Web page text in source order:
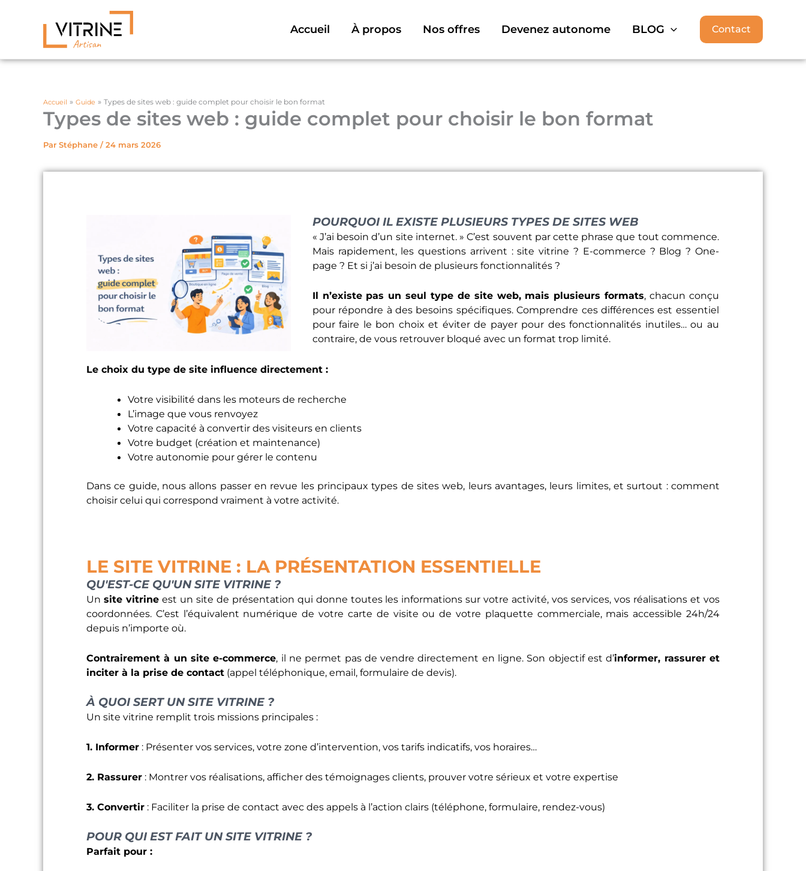
Accueil À propos Nos offres Devenez autonome BLOG Contact
Accueil Guide Types de sites web : guide complet pour choisir le bon format
Types de sites web : guide complet pour choisir le bon format
Par Stéphane /24 mars 2026
POURQUOI IL EXISTE PLUSIEURS TYPES DE SITES WEB
« J’ai besoin d’un site internet. » C’est souvent par cette phrase que tout commence.
Mais rapidement, les questions arrivent : site vitrine ? E-commerce ? Blog ? One-
page ? Et si j’ai besoin de plusieurs fonctionnalités ?
Il n’existe pas un seul type de site web, mais plusieurs formats, chacun conçu
pour répondre à des besoins spécifiques. Comprendre ces différences est essentiel
pour faire le bon choix et éviter de payer pour des fonctionnalités inutiles… ou au
contraire, de vous retrouver bloqué avec un format trop limité.
Le choix du type de site influence directement :
Votre visibilité dans les moteurs de recherche
L’image que vous renvoyez
Votre capacité à convertir des visiteurs en clients
Votre budget (création et maintenance)
Votre autonomie pour gérer le contenu
Dans ce guide, nous allons passer en revue les principaux types de sites web, leurs avantages, leurs limites, et surtout : comment
choisir celui qui correspond vraiment à votre activité.
LE SITE VITRINE : LA PRÉSENTATION ESSENTIELLE
QU'EST-CE QU'UN SITE VITRINE ?
Un site vitrineest un site de présentation qui donne toutes les informations sur votre activité, vos services, vos réalisations et vos
coordonnées. C’est l’équivalent numérique de votre carte de visite ou de votre plaquette commerciale, mais accessible 24h/24
depuis n’importe où.
Contrairement à un site e-commerce, il ne permet pas de vendre directement en ligne. Son objectif est d’informer, rassurer et
inciter à la prise de contact (appel téléphonique, email, formulaire de devis).
À QUOI SERT UN SITE VITRINE ?
Un site vitrine remplit trois missions principales :
1. Informer : Présenter vos services, votre zone d’intervention, vos tarifs indicatifs, vos horaires…
2. Rassurer : Montrer vos réalisations, afficher des témoignages clients, prouver votre sérieux et votre expertise
3. Convertir : Faciliter la prise de contact avec des appels à l’action clairs (téléphone, formulaire, rendez-vous)
POUR QUI EST FAIT UN SITE VITRINE ?
Parfait pour :